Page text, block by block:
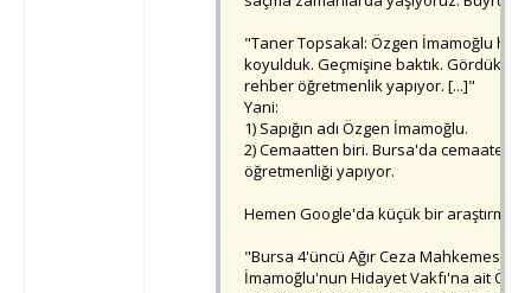
"Taner Topsakal: Özgen İmamoğlu
koyulduk. Geçmişine baktık. Gördük ki
rehber öğretmenlik yapıyor. [...]"
Yani:
1) Sapığın adı Özgen İmamoğlu.
2) Cemaatten biri. Bursa'da cemaate
öğretmenliği yapıyor.
Hemen Google'da küçük bir araştırma
"Bursa 4'üncü Ağır Ceza
İmamoğlu'nun Hidayet Vakfı'na ait